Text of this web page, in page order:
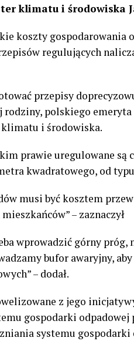
klimatu i środowiska
koszty gospodarowania
regulujących
przepisy
polskiego
klimatu i środowiska.
prawie uregulowane są
kwadratowego, od
musi być kosztem
– zaznaczył
wprowadzić górny próg,
bufor awaryjny,
– dodał.
z jego
gospodarki odpadowej
systemu gospodarki